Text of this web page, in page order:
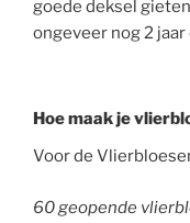
goede deksel
ongeveer nog 2
Hoe maak je
Voor de
60 geopende